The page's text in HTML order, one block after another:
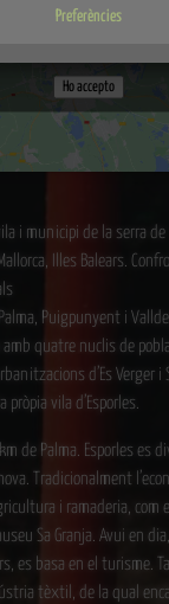
Preferències
clic a "Accepto" per activar Google
Ho accepto
i municipi de la serra de
Illes Balears.
Puigpunyent i
quatre nuclis de
d’Es Verger i
pròpia vila d’Esporles.
de Palma. Esporles es
Tradicionalment
i ramaderia, com
Sa Granja. Avui en
es basa en el turisme.
tèxtil, de la qual